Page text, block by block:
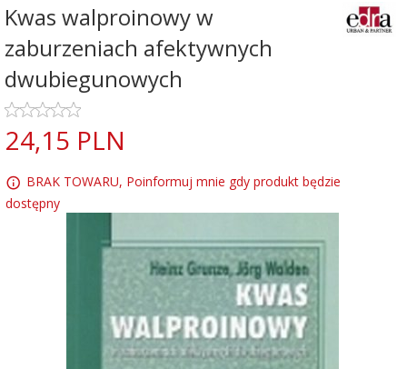
Kwas walproinowy w
zaburzeniach afektywnych
dwubiegunowych
24,15 PLN
BRAK TOWARU, Poinformuj mnie gdy produkt będzie
dostępny